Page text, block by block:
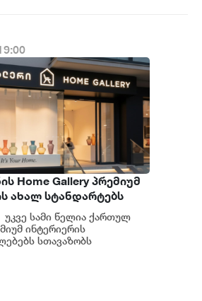
Home Gallery პრემიუმ
ახალ სტანდარტებს
უკვე სამი წელია ქართულ
ინტერიერის
სთავაზობს